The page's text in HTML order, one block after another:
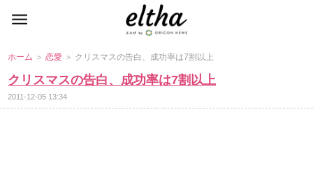
ホーム ＞恋愛 ＞ クリスマスの告白、成功率は7割以上
クリスマスの告白、成功率は7割以上
2011-12-05 13:34